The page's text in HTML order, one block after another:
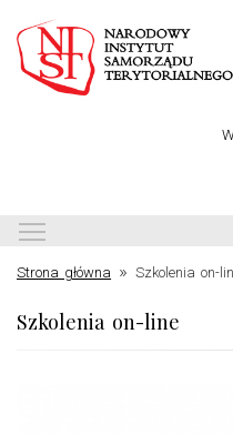
Strona główna » Szkolenia on-
Szkolenia on-line